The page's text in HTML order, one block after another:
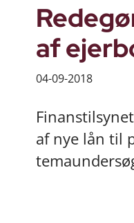
af
04-09-2018
af nye lån til